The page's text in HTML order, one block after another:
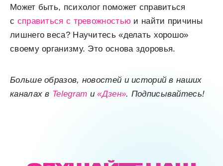
Может быть, психолог поможет справиться
с справиться с тревожностью и найти причины
лишнего веса? Научитесь «делать хорошо»
своему организму. Это основа здоровья.
Больше образов, новостей и историй в наших
каналах в Telegram и«Дзен». Подписывайтесь!